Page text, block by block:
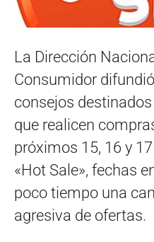
La Dirección
Consumidor
consejos
que realicen
próximos 15, 16 y
«Hot Sale», fechas
poco tiempo una
agresiva de ofertas.